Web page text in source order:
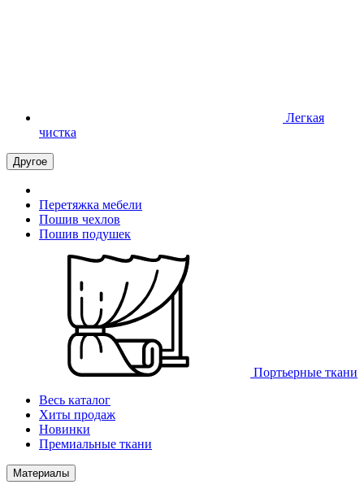
Легкая
чистка
Другое
Перетяжка мебели
Пошив чехлов
Пошив подушек
Портьерные ткани
Весь каталог
Хиты продаж
Новинки
Премиальные ткани
Материалы